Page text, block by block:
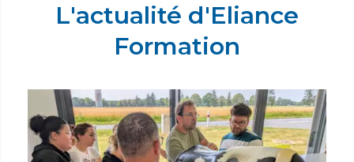
L'actualité d'Eliance
Formation